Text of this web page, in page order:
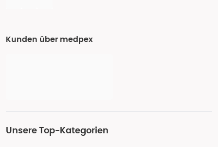
Kunden über medpex
Unsere Top-Kategorien